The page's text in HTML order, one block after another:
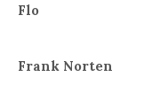
Flo
Frank Norten